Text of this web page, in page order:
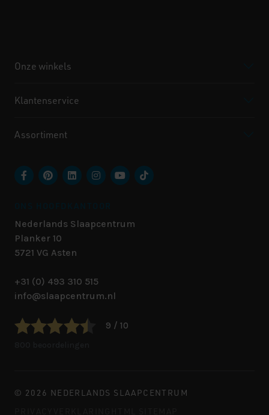
Onze winkels
Klantenservice
Assortiment
Nederlands Slaapcentrum
Planker 10
5721 VG Asten
+31 (0) 493 310 515
info@slaapcentrum.nl
9 / 10
© 2026 NEDERLANDS SLAAPCENTRUM